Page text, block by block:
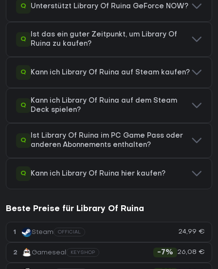
Q Unterstützt Library Of Ruina GeForce NOW?
Q
Ist das ein guter Zeitpunkt, um Library Of
Ruina zu kaufen?
Q Kann ich Library Of Ruina auf Steam kaufen?
Q
Kann ich Library Of Ruina auf dem Steam
Deck spielen?
Q
Ist Library Of Ruina im PC Game Pass oder
anderen Abonnements enthalten?
Q Kann ich Library Of Ruina hier kaufen?
Beste Preise für Library Of Ruina
1 Steam OFFICIAL 24,99 €
2 Gameseal KEYSHOP -7% 26,08 €